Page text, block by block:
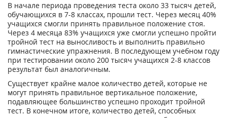
В начале периода проведения теста около 33 тысяч детей,
обучающихся в 7-8 классах, прошли тест. Через месяц 40%
учащихся смогли принять правильное положение стоя.
Через 4 месяца 83% учащихся уже смогли успешно пройти
тройной тест на выносливость и выполнить правильно
гимнастические упражнения. В последующем учебном году
при тестировании около 200 тысяч учащихся 2-8 классов
результат был аналогичным.
Существует крайне малое количество детей, которые не
могут принять правильное вертикальное положение,
подавляющее большинство успешно проходит тройной
тест. В конечном итоге, количество детей, способных